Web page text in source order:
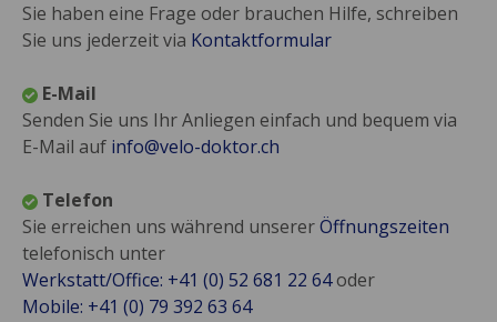
Sie haben eine Frage oder brauchen Hilfe, schreiben
Sie uns jederzeit via Kontaktformular
E-Mail
Senden Sie uns Ihr Anliegen einfach und bequem via
E-Mail auf info@velo-doktor.ch
Telefon
Sie erreichen uns während unsererÖffnungszeiten
telefonisch unter
Werkstatt/Office: +41 (0) 52 681 22 64oder
Mobile: +41 (0) 79 392 63 64